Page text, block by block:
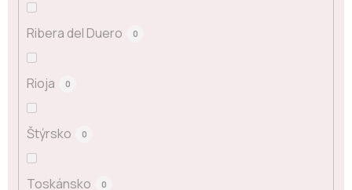
Ribera del Duero 0
Rioja 0
Štýrsko 0
Toskánsko 0